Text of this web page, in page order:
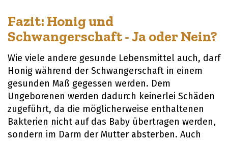
Fazit: Honig und
Schwangerschaft - Ja oder Nein?
Wie viele andere gesunde Lebensmittel auch, darf
Honig während der Schwangerschaft in einem
gesunden Maß gegessen werden. Dem
Ungeborenen werden dadurch keinerlei Schäden
zugeführt, da die möglicherweise enthaltenen
Bakterien nicht auf das Baby übertragen werden,
sondern im Darm der Mutter absterben. Auch